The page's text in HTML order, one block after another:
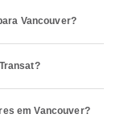
Vancouver?
em Vancouver?